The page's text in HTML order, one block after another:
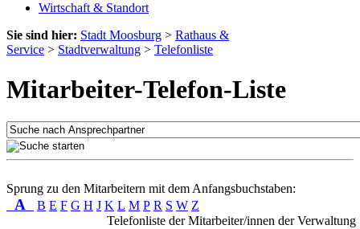
Wirtschaft & Standort
Sie sind hier: Stadt Moosburg > Rathaus &
Service > Stadtverwaltung > Telefonliste
Mitarbeiter-Telefon-Liste
Sprung zu den Mitarbeitern mit dem Anfangsbuchstaben:
A B E F G H J K L M P R S W Z
Telefonliste der Mitarbeiter/innen der Verwaltung